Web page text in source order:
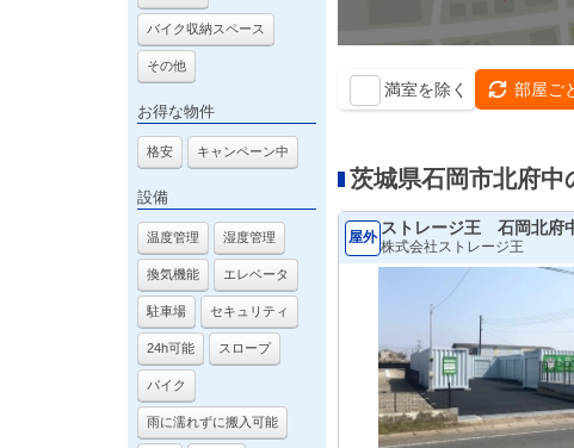
バイク収納スペース
その他
お得な物件
格安 キャンペーン中
設備
温度管理 湿度管理
換気機能 エレベータ
駐車場 セキュリティ
24h可能 スロープ
バイク
雨に濡れずに搬入可能
満室を除く 部屋ご
茨城県石岡市北府中
屋外 ストレージ王 石岡北府
株式会社ストレージ王